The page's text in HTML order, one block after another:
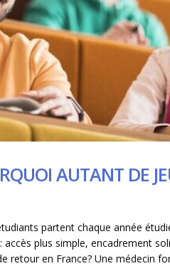
AUTANT DE
partent chaque année
plus simple, encadrement
en France? Une médecin
Masterclass “Intensive Care
Medicine”: une opportunité
incontournable pour les
francophones de l’UMFT
UMFCD brille dans les
classements mondiaux:
une performance qui
l’excellenc
mars
mars